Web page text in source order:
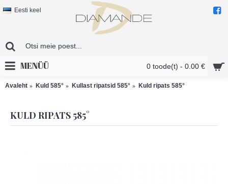
Eesti keel
0 toode(t) - 0.00 €
MENÜÜ
Avaleht Kuld 585° Kullast ripatsid 585° Kuld ripats 585°
KULD RIPATS 585°